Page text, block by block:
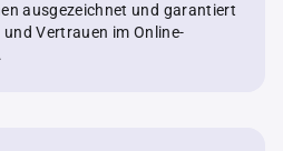
ausgezeichnet und garantiert
und Vertrauen im Online-